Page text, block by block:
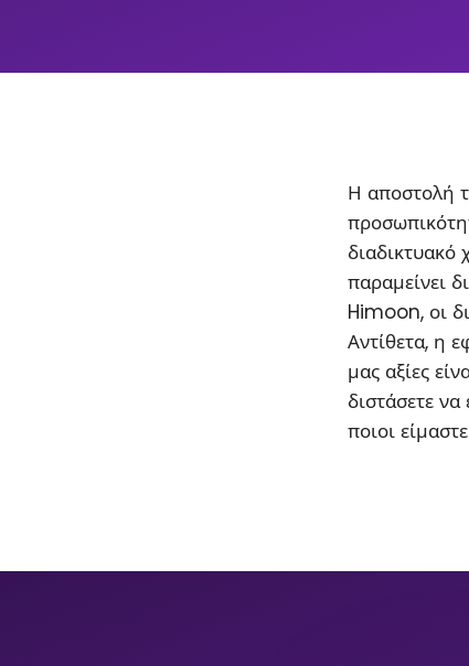
Η αποστολή
διαδικτυακό
παραμείνει
Himoon, οι
Αντίθετα, η
μας αξίες
διστάσετε
ποιοι